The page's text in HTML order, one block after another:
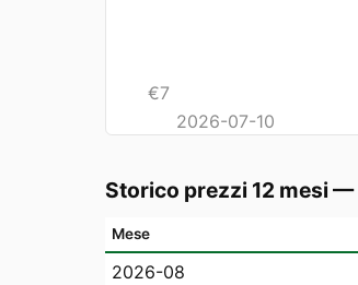
€7
2026-07-10
Storico prezzi 12 mesi —
Mese
2026-08